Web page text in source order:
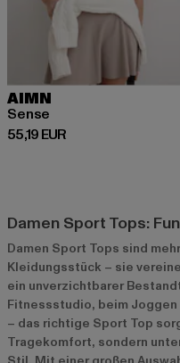
AIMN
Sense
55,19 EUR
Derzeitiger Preis: 55,19 EUR
Damen Sport Tops:
Damen Sport Tops sind
Kleidungsstück – sie
ein unverzichtbarer
Fitnessstudio, beim Joggen
– das richtige Sport Top
Tragekomfort, sondern